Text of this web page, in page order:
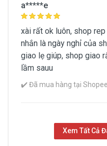
Chì Kẻ Mày
Pencil
NGAY
a*****e
xài rất ok luôn, shop
nhắn là ngày nghỉ của
giao lẹ giúp, shop giao
lầm sauu
✔️ Đã mua hàng tại
Xem Tất Cả